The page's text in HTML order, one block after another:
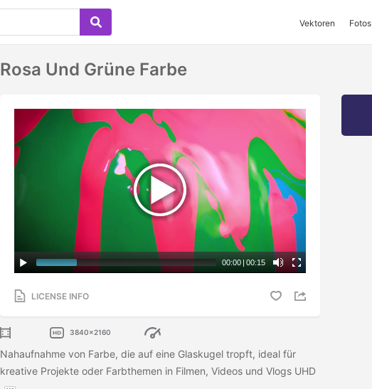
Vektoren Fotos
Rosa Und Grüne Farbe
00:00 | 00:15
LICENSE INFO
3840x2160
Nahaufnahme von Farbe, die auf eine Glaskugel tropft, ideal für
kreative Projekte oder Farbthemen in Filmen, Videos und Vlogs UHD